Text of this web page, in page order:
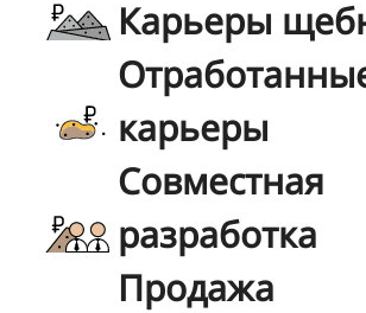
Карьеры
карьеры
Совместная
разработка
Продажа